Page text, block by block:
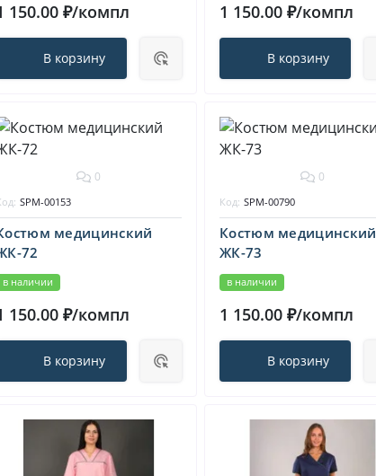
150.00 ₽/компл
В корзину
1 150.00 ₽/компл
В корзину
0
медицинский
72
в наличии
SPM-00153
150.00 ₽/компл
В корзину
0
Костюм медицинский
ЖК-73
в наличии
Код: SPM-00790
1 150.00 ₽/компл
В корзину